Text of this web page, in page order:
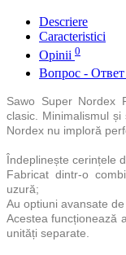
Descriere
Caracteristici
Opinii 0
Вопрос - Ответ
Sawo Super Nordex
clasic. Minimalismul
Nordex nu imploră
Îndeplinește cerințele
Fabricat dintr-o
uzură;
Au optiuni avansate
Acestea funcționează
unități separate.